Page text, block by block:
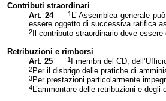
Contributi straordinari
Art. 24
1L’ Assemblea generale
essere oggetto di successiva ratifica
2
Il contributo straordinario deve
Retribuzioni e rimborsi
Art. 25
1I membri del CD,
2Per il disbrigo delle pratiche di
3Per prestazioni particolarmente
4L’ammontare delle retribuzioni e